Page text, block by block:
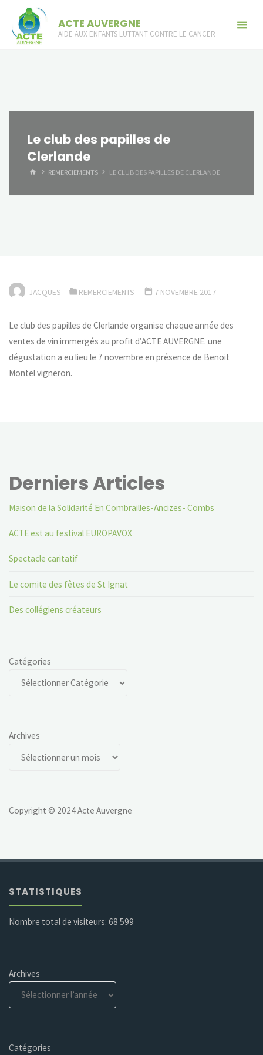
content
ACTE AUVERGNE
AIDE AUX ENFANTS LUTTANT CONTRE LE CANCER
Le club des papilles de
Clerlande
HOMEREMERCIEMENTS LE CLUB DES PAPILLES DE CLERLANDE
JACQUES REMERCIEMENTS 7 NOVEMBRE 2017
Le club des papilles de Clerlande organise chaque année des
ventes de vin immergés au profit d’ACTE AUVERGNE. une
dégustation a eu lieu le 7 novembre en présence de Benoit
Montel vigneron.
Derniers Articles
Maison de la Solidarité En Combrailles-Ancizes- Combs
ACTE est au festival EUROPAVOX
Spectacle caritatif
Le comite des fêtes de St Ignat
Des collégiens créateurs
Catégories
Archives
Copyright © 2024 Acte Auvergne
STATISTIQUES
Nombre total de visiteurs:68 599
Archives
Catégories